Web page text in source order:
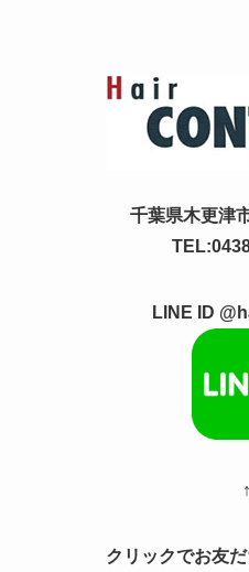
千葉県木更津
LINE ID
↑
クリックでお友だ